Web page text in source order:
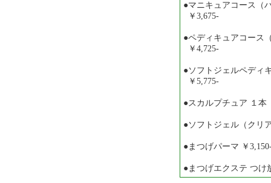
●マニキュアコース（
￥3,675-
●ペディキュアコース
￥4,725-
●ソフトジェルペディ
￥5,775-
●スカルプチュア １本
●ソフトジェル（クリ
●まつげパーマ ￥
●まつげエクステ つけ